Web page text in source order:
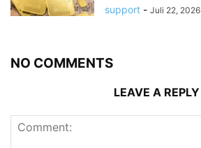
support - Juli 22, 2026
NO COMMENTS
LEAVE A REPLY